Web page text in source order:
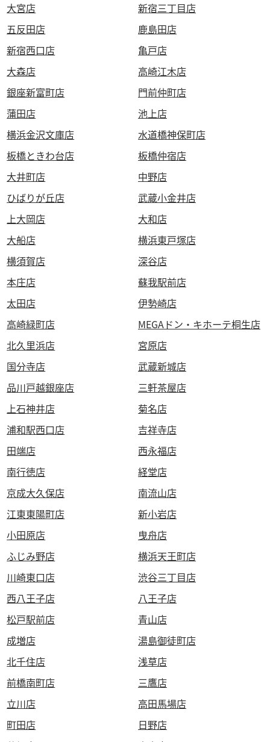
大宮店
新宿三丁目店
五反田店
鹿島田店
新宿西口店
亀戸店
大森店
高崎江木店
銀座新富町店
門前仲町店
蒲田店
池上店
横浜金沢文庫店
水道橋神保町店
板橋ときわ台店
板橋仲宿店
大井町店
中野店
ひばりが丘店
武蔵小金井店
上大岡店
大和店
大船店
横浜東戸塚店
横須賀店
深谷店
本庄店
蘇我駅前店
太田店
伊勢崎店
高崎緑町店
MEGAドン・キホーテ桐生店
北久里浜店
宮原店
国分寺店
武蔵新城店
品川戸越銀座店
三軒茶屋店
上石神井店
菊名店
浦和駅西口店
吉祥寺店
田端店
西永福店
南行徳店
経堂店
京成大久保店
南流山店
江東東陽町店
新小岩店
小田原店
曳舟店
ふじみ野店
横浜天王町店
川崎東口店
渋谷三丁目店
西八王子店
八王子店
松戸駅前店
青山店
成増店
湯島御徒町店
北千住店
浅草店
前橋南町店
三鷹店
立川店
高田馬場店
町田店
日野店